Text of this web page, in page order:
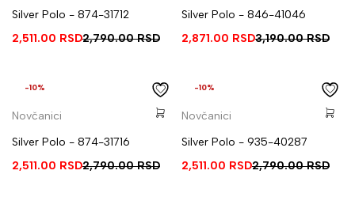
Silver Polo - 874-31712
2,790.00RSD
2,511.00 RSD
Silver Polo - 846-41046
3,190.00RSD
2,871.00 RSD
-10%
Novčanici
Silver Polo - 874-31716
2,790.00RSD
2,511.00 RSD
-10%
Novčanici
Silver Polo - 935-40287
2,790.00RSD
2,511.00 RSD